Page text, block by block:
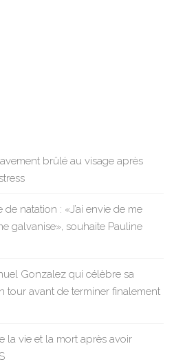
brûlé au visage après
natation : «J’ai envie de me
galvanise», souhaite Pauline
Gonzalez qui célèbre sa
tour avant de terminer finalement
la vie et la mort après avoir